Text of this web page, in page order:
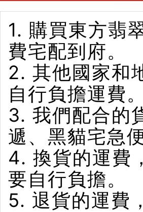
1. 購買東方翡
費宅配到府。
2. 其他國家和
自行負擔運費。
3. 我們配合的
遞、黑貓宅急
4. 換貨的運費
要自行負擔。
5. 退貨的運費